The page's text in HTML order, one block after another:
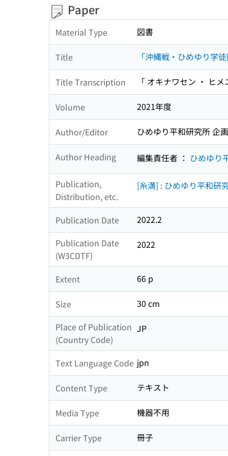
Paper
Material Type 図書
Title 「沖縄戦・ひめゆり学
Title Transcription 「 オキナワセン ・ ヒ
Volume 2021年度
Author/Editor ひめゆり平和研究所 企
Author Heading 編集責任者 ： ひめゆり
Publication,
Distribution, etc.
[糸満] : ひめゆり平和研
Publication Date
2022.2
Publication Date
(W3CDTF)
2022
Extent 66 p
Size
30 cm
Place of Publication
(Country Code)
JP
Text Language Code jpn
Content Type テキスト
Media Type 機器不用
Carrier Type 冊子